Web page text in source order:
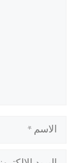
الاسم
البريد